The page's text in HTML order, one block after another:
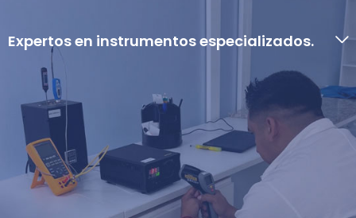
Expertos en instrumentos especializados.